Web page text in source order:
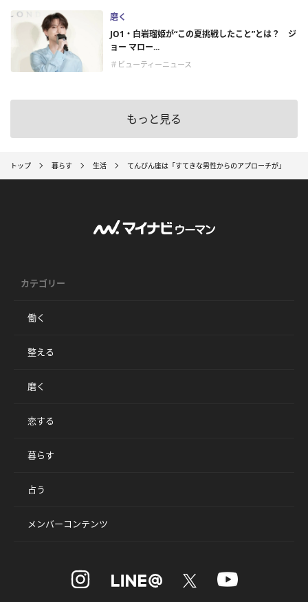
磨く
JO1・白岩瑠姫が“この夏挑戦したこと”とは？ ジ
ョー マロー...
＃ビューティーニュース
もっと見る
トップ 暮らす 生活 てんびん座は「すてきな男性からのアプローチが」
カテゴリー
働く
整える
磨く
恋する
暮らす
占う
メンバーコンテンツ